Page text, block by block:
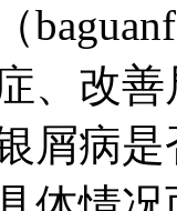
、改
屑病